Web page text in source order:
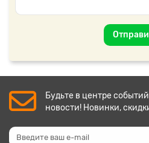
Будьте в центре
новости! Новинки,